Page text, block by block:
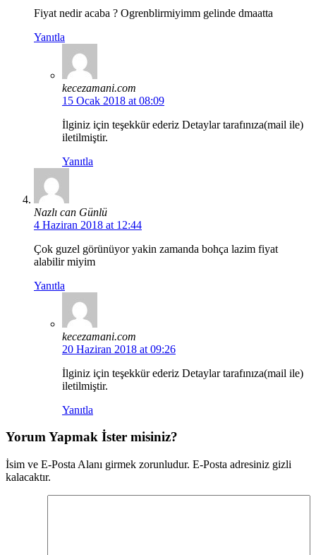
Fiyat nedir acaba ? Ogrenblirmiyimm gelinde dmaatta
Yanıtla
kecezamani.com
15 Ocak 2018 at 08:09
İlginiz için teşekkür ederiz Detaylar tarafınıza(mail ile)
iletilmiştir.
Yanıtla
Nazlı can Günlü
4 Haziran 2018 at 12:44
Çok guzel görünüyor yakin zamanda bohça lazim fiyat
alabilir miyim
Yanıtla
kecezamani.com
20 Haziran 2018 at 09:26
İlginiz için teşekkür ederiz Detaylar tarafınıza(mail ile)
iletilmiştir.
Yanıtla
Yorum Yapmak İster misiniz?
İsim ve E-Posta Alanı girmek zorunludur. E-Posta adresiniz gizli
kalacaktır.